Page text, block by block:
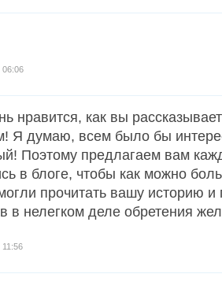
06:06
нравится, как вы
Я думаю, всем было бы
Поэтому предлагаем вам
в блоге, чтобы как можно
прочитать вашу историю и
в нелегком деле обретения
11:56